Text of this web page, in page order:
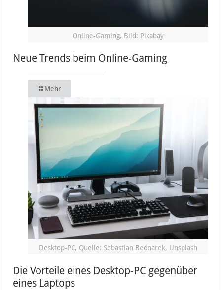
Online-Gaming, Bild: Pixabay
Neue Trends beim Online-Gaming
Mehr
Desktop-PC, Quelle: Sebastian Bednarek, Unsplash
Die Vorteile eines Desktop-PC gegenüber
eines Laptops